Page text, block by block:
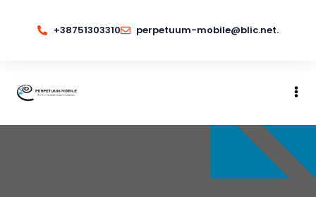
+38751303310 perpetuum-mobile@blic.net.